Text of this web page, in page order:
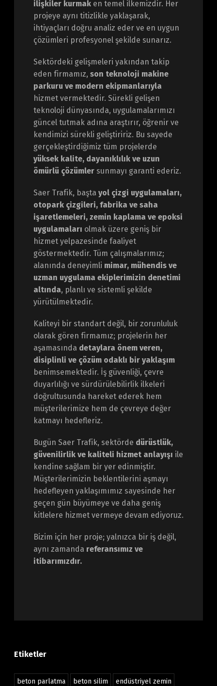
ilişkiler kurmaken temel ilkemizdir. Her
projeye aynı titizlikle yaklaşarak,
ihtiyaçları doğru analiz eder ve en uygun
çözümleri profesyonel şekilde sunarız.
Sektördeki gelişmeleri yakından takip
eden firmamız, son teknoloji makine
parkuru ve modern ekipmanlarıyla
hizmet vermektedir. Sürekli gelişen
teknoloji dünyasında, uygulamalarımızı
güncel tutmak adına araştırır, öğrenir ve
kendimizi sürekli geliştiririz. Bu sayede
gerçekleştirdiğimiz tüm projelerde
yüksek kalite, dayanıklılık ve uzun
ömürlü çözümlersunmayı garanti ederiz.
Saer Trafik, başta yol çizgi uygulamaları,
otopark çizgileri, fabrika ve saha
işaretlemeleri, zemin kaplama ve epoksi
uygulamaları olmak üzere geniş bir
hizmet yelpazesinde faaliyet
göstermektedir. Tüm çalışmalarımız;
alanında deneyimli mimar, mühendis ve
uzman uygulama ekiplerimizin denetimi
altında, planlı ve sistemli şekilde
yürütülmektedir.
Kaliteyi bir standart değil, bir zorunluluk
olarak gören firmamız; projelerin her
aşamasında detaylara önem veren,
disiplinli ve çözüm odaklı bir yaklaşım
benimsemektedir. İş güvenliği, çevre
duyarlılığı ve sürdürülebilirlik ilkeleri
doğrultusunda hareket ederek hem
müşterilerimize hem de çevreye değer
katmayı hedefleriz.
Bugün Saer Trafik, sektörde dürüstlük,
güvenilirlik ve kaliteli hizmet anlayışı ile
kendine sağlam bir yer edinmiştir.
Müşterilerimizin beklentilerini aşmayı
hedefleyen yaklaşımımız sayesinde her
geçen gün büyümeye ve daha geniş
kitlelere hizmet vermeye devam ediyoruz.
Bizim için her proje; yalnızca bir iş değil,
aynı zamanda referansımız ve
itibarımızdır.
Etiketler
beton parlatma beton silim endüstriyel zemin